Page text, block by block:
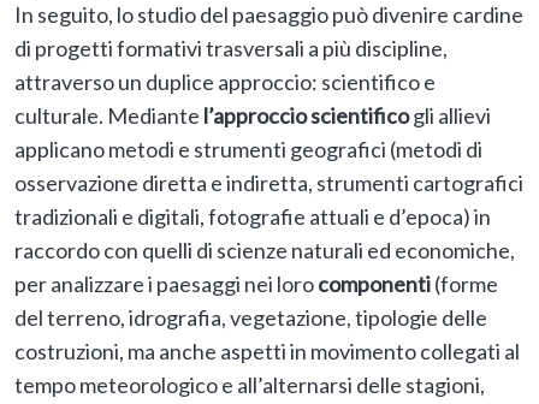
In seguito, lo studio del paesaggio può divenire cardine
di progetti formativi trasversali a più discipline,
attraverso un duplice approccio: scientifico e
culturale. Mediante l’approccio scientificogli allievi
applicano metodi e strumenti geografici (metodi di
osservazione diretta e indiretta, strumenti cartografici
tradizionali e digitali, fotografie attuali e d’epoca) in
raccordo con quelli di scienze naturali ed economiche,
per analizzare i paesaggi nei lorocomponenti(forme
del terreno, idrografia, vegetazione, tipologie delle
costruzioni, ma anche aspetti in movimento collegati al
tempo meteorologico e all’alternarsi delle stagioni,